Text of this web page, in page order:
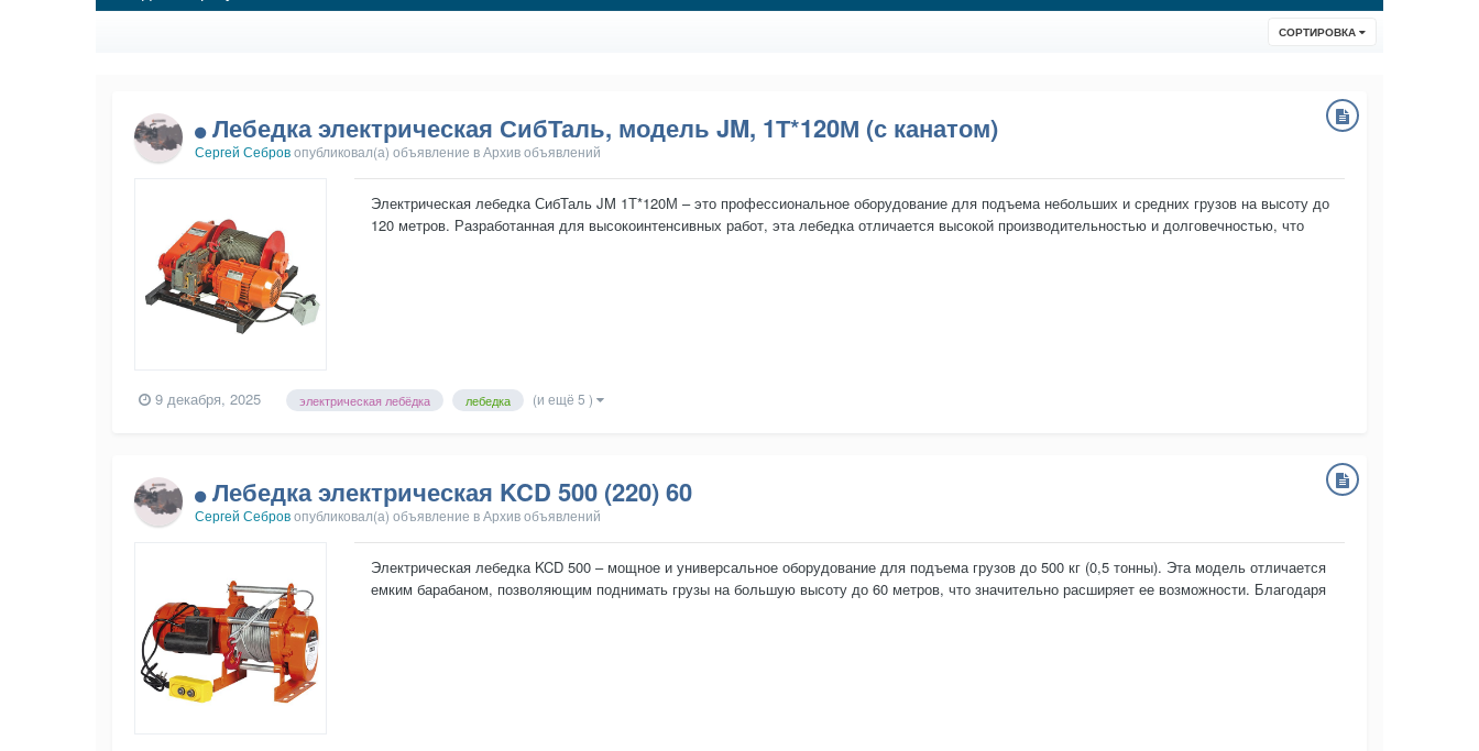
СОРТИРОВКА
Лебедка электрическая СибТаль, модель JM, 1Т*120М (с канатом)
Сергей Себровопубликовал(а) объявление вАрхив объявлений
Электрическая лебедка СибТаль JM 1Т*120М – это профессиональное оборудование для подъема небольших и средних грузов на высоту до
120 метров. Разработанная для высокоинтенсивных работ, эта лебедка отличается высокой производительностью и долговечностью, что
9 декабря, 2025 электрическая лебёдка лебедка (и ещё 5 )
Лебедка электрическая KCD 500 (220) 60
Сергей Себровопубликовал(а) объявление вАрхив объявлений
Электрическая лебедка KCD 500 – мощное и универсальное оборудование для подъема грузов до 500 кг (0,5 тонны). Эта модель отличается
емким барабаном, позволяющим поднимать грузы на большую высоту до 60 метров, что значительно расширяет ее возможности. Благодаря